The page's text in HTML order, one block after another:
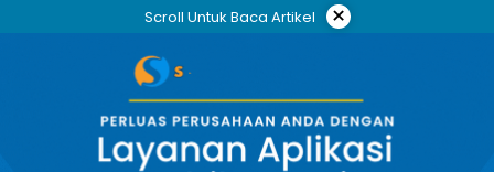
Scroll Untuk Baca Artikel ×